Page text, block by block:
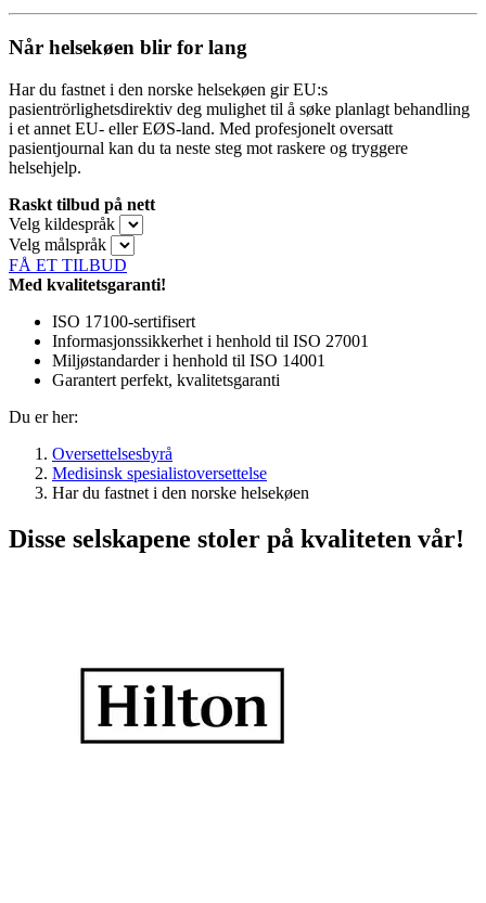
Når helsekøen blir for lang
Har du fastnet i den norske helsekøen gir EU:s
pasientrörlighetsdirektiv deg mulighet til å søke planlagt behandling
i et annet EU- eller EØS-land. Med profesjonelt oversatt
pasientjournal kan du ta neste steg mot raskere og tryggere
helsehjelp.
Raskt tilbud på nett
Velg kildespråk
Velg målspråk
FÅ ET TILBUD
Med kvalitetsgaranti!
ISO 17100-sertifisert
Informasjonssikkerhet i henhold til ISO 27001
Miljøstandarder i henhold til ISO 14001
Garantert perfekt, kvalitetsgaranti
Du er her:
Oversettelsesbyrå
Medisinsk spesialistoversettelse
Har du fastnet i den norske helsekøen
Disse selskapene stoler på kvaliteten vår!